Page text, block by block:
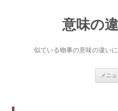
意味の
似ている物事の意味の違い
メニュ